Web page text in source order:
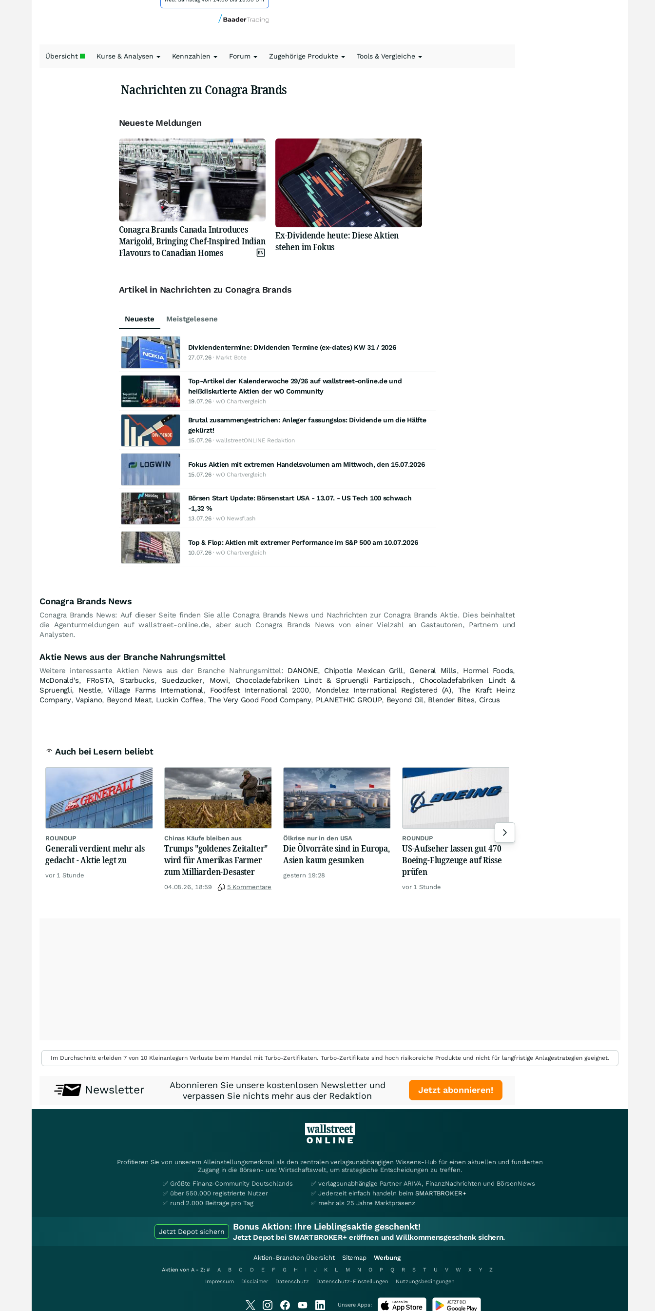
Übersicht Kurse & Analysen Kennzahlen Forum Zugehörige Produkte Tools & Vergleiche
Nachrichten zu Conagra Brands
Neueste Meldungen
Conagra Brands Canada Introduces
Marigold, Bringing Chef-Inspired Indian
Flavours to Canadian Homes
Ex-Dividende heute: Diese Aktien
stehen im Fokus
Artikel in Nachrichten zu Conagra Brands
Neueste Meistgelesene
Dividendentermine: Dividenden Termine (ex-dates) KW 31 / 2026
27.07.26· Markt Bote
Top-Artikel der Kalenderwoche 29/26 auf wallstreet-online.de und
heißdiskutierte Aktien der wO Community
19.07.26· wO Chartvergleich
Brutal zusammengestrichen: Anleger fassungslos: Dividende um die Hälfte
gekürzt!
15.07.26· wallstreetONLINE Redaktion
Fokus Aktien mit extremen Handelsvolumen am Mittwoch, den 15.07.2026
15.07.26· wO Chartvergleich
Börsen Start Update: Börsenstart USA - 13.07. - US Tech 100 schwach
-1,32 %
13.07.26· wO Newsflash
Top & Flop: Aktien mit extremer Performance im S&P 500 am 10.07.2026
10.07.26· wO Chartvergleich
Conagra Brands News
Conagra Brands News: Auf dieser Seite finden Sie alle Conagra Brands News und Nachrichten zur Conagra Brands Aktie. Dies beinhaltet
die Agenturmeldungen auf wallstreet-online.de, aber auch Conagra Brands News von einer Vielzahl an Gastautoren, Partnern und
Analysten.
Aktie News aus der Branche Nahrungsmittel
Weitere interessante Aktien News aus der Branche Nahrungsmittel: DANONE, Chipotle Mexican Grill, General Mills, Hormel Foods,
McDonald's, FRoSTA, Starbucks, Suedzucker, Mowi, Chocoladefabriken Lindt & Spruengli Partizipsch., Chocoladefabriken Lindt &
Spruengli, Nestle,Village Farms International, Foodfest International 2000, Mondelez International Registered (A), The Kraft Heinz
Company,Vapiano, Beyond Meat, Luckin Coffee,The Very Good Food Company, PLANETHIC GROUP, Beyond Oil, Blender Bites, Circus
Auch bei Lesern beliebt
ROUNDUP
Generali verdient mehr als
gedacht - Aktie legt zu
vor 1 Stunde
Chinas Käufe bleiben aus
Trumps "goldenes Zeitalter"
wird für Amerikas Farmer
zum Milliarden-Desaster
04.08.26, 18:59 5 Kommentare
Ölkrise nur in den USA
Die Ölvorräte sind in Europa,
Asien kaum gesunken
gestern 19:28
ROUNDUP
US-Aufseher lassen gut 470
Boeing-Flugzeuge auf Risse
prüfen
vor 1 Stunde
Im Durchschnitt erleiden 7 von 10 Kleinanlegern Verluste beim Handel mit Turbo-Zertifikaten. Turbo-Zertifikate sind hoch risikoreiche Produkte und nicht für langfristige Anlagestrategien geeignet.
Newsletter
Abonnieren Sie unsere kostenlosen Newsletter und
verpassen Sie nichts mehr aus der Redaktion
Jetzt abonnieren!
Profitieren Sie von unserem Alleinstellungsmerkmal als den zentralen verlagsunabhängigen Wissens-Hub für einen aktuellen und fundierten
Zugang in die Börsen- und Wirtschaftswelt, um strategische Entscheidungen zu treffen.
✅ Größte Finanz-Community Deutschlands
✅ über 550.000 registrierte Nutzer
✅ rund 2.000 Beiträge pro Tag
✅ verlagsunabhängige Partner ARIVA, FinanzNachrichten und BörsenNews
✅ Jederzeit einfach handeln beimSMARTBROKER+
✅ mehr als 25 Jahre Marktpräsenz
Jetzt Depot sichern Bonus Aktion: Ihre Lieblingsaktie geschenkt!
Jetzt Depot bei SMARTBROKER+ eröffnen und Willkommensgeschenk sichern.
Aktien-Branchen Übersicht Sitemap Werbung
Aktien von A - Z: # A B C D E F G H I J K L M N O P Q R S T U V W X Y
Z
Impressum
Disclaimer Datenschutz Datenschutz-Einstellungen Nutzungsbedingungen
Unsere Apps: